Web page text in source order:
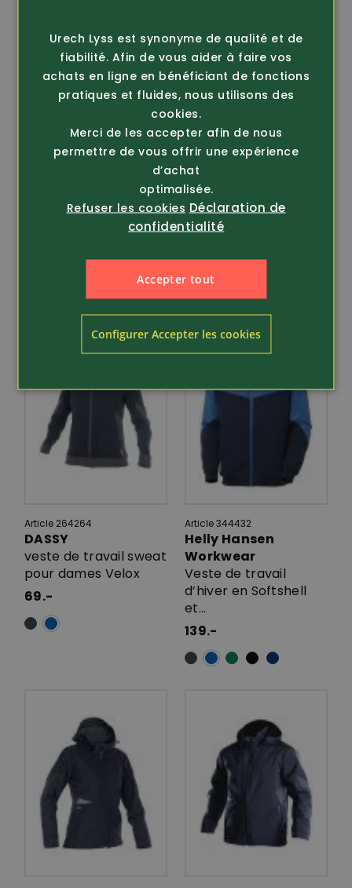
Article 371632
Veste de travail
Oxford Insulated
Article 297532
Helly Hansen
Workwear
Veste stretch Oxford
(74290)
Article 264264
DASSY
veste de travail sweat
pour dames Velox
69.-
Article 344432
Helly Hansen
Workwear
Veste de travail
d’hiver en Softshell
et...
139.-
Urech Lyss est synonyme de qualité et de
fiabilité. Afin de vous aider à faire vos
achats en ligne en bénéficiant de fonctions
pratiques et fluides, nous utilisons des
cookies.
Merci de les accepter afin de nous
permettre de vous offrir une expérience
d’achat
optimalisée.
Refuser les cookies Déclaration de
confidentialité
Accepter tout
Configurer Accepter les cookies